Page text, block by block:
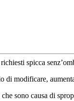
spicca
di modificare,
sono causa di